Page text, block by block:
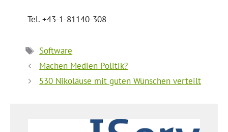
Tel. +43-1-81140-308
Schlagwörter
Software
Machen Medien Politik?
530 Nikoläuse mit guten Wünschen verteilt